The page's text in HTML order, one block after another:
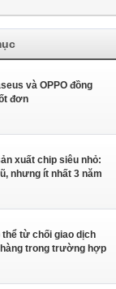
và OPPO đồng
đơn
xuất chip siêu nhỏ:
nhưng ít nhất 3 năm
thể từ chối giao dịch
trong trường hợp